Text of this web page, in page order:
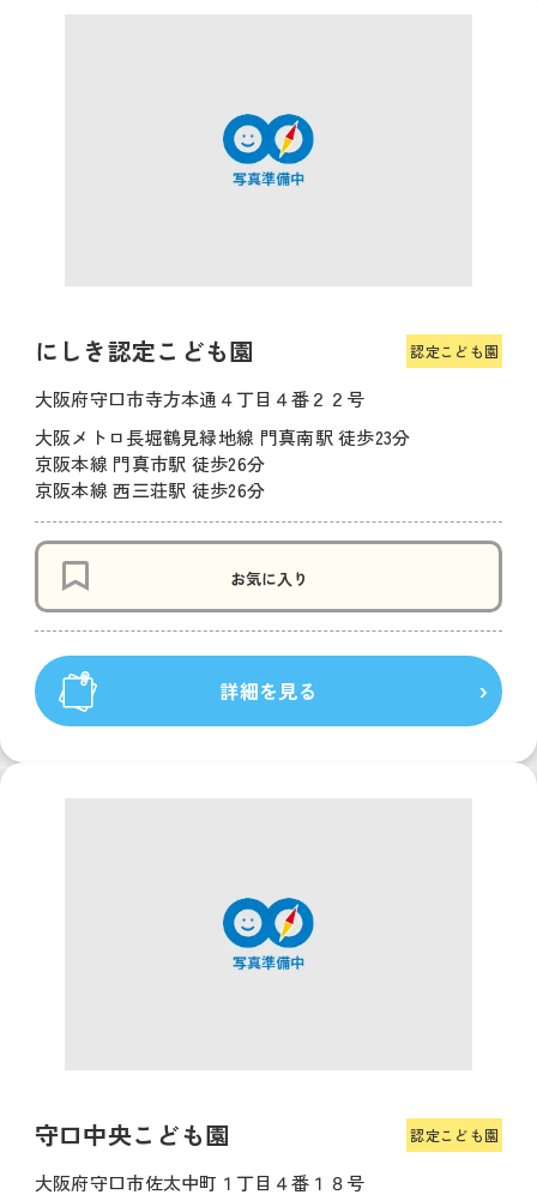
にしき認定こども園 認定こども園
大阪府守口市寺方本通４丁目４番２２号
大阪メトロ長堀鶴見緑地線 門真南駅 徒歩23分
京阪本線 門真市駅 徒歩26分
京阪本線 西三荘駅 徒歩26分
お気に入り
詳細を見る
守口中央こども園 認定こども園
大阪府守口市佐太中町１丁目４番１８号